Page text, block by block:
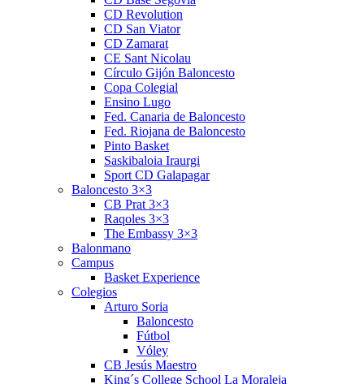
CD Revolution
CD San Viator
CD Zamarat
CE Sant Nicolau
Círculo Gijón Baloncesto
Copa Colegial
Ensino Lugo
Fed. Canaria de Baloncesto
Fed. Riojana de Baloncesto
Pinto Basket
Saskibaloia Iraurgi
Sport CD Galapagar
Baloncesto 3×3
CB Prat 3×3
Raqoles 3×3
The Embassy 3×3
Balonmano
Campus
Basket Experience
Colegios
Arturo Soria
Baloncesto
Fútbol
Vóley
CB Jesús Maestro
King´s College School La Moraleja